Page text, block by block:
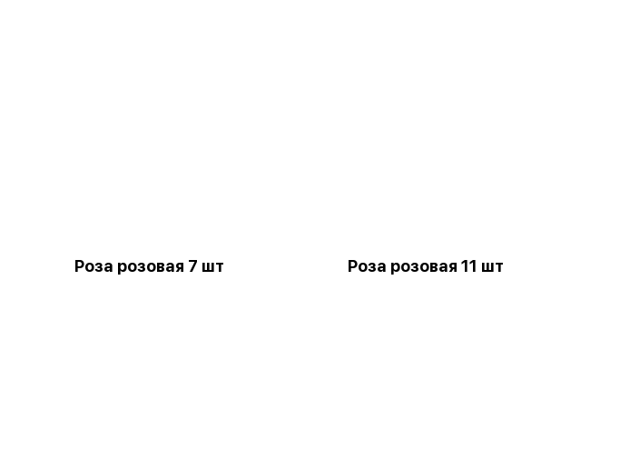
Роза розовая 7 шт Роза розовая 11 шт